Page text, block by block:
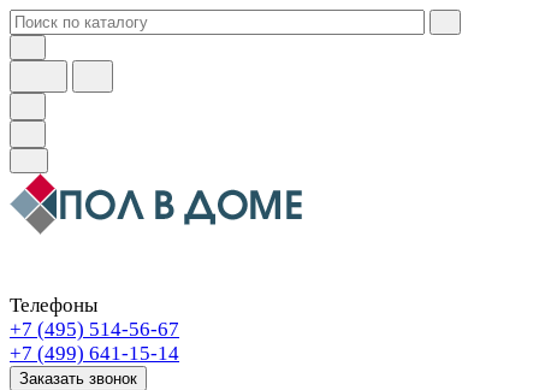
Телефоны
+7 (495) 514-56-67
+7 (499) 641-15-14
Заказать звонок